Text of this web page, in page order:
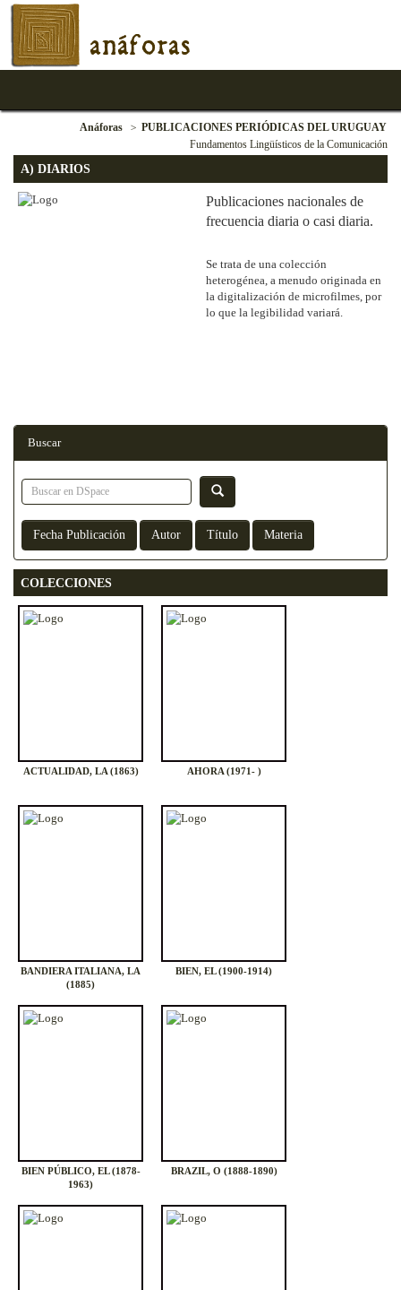
anáforas
Anáforas
PUBLICACIONES PERIÓDICAS DEL URUGUAY
Fundamentos Lingüísticos de la Comunicación
A) DIARIOS
Publicaciones nacionales de
frecuencia diaria o casi diaria.
Se trata de una colección
heterogénea, a menudo originada en
la digitalización de microfilmes, por
lo que la legibilidad variará.
Buscar
COLECCIONES
ACTUALIDAD, LA (1863) AHORA (1971- )
BANDIERA ITALIANA, LA
(1885)
BIEN, EL (1900-1914)
BIEN PÚBLICO, EL (1878-
1963)
BRAZIL, O (1888-1890)